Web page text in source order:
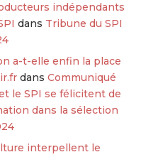
indépendants
dans Tribune du SPI
a-t-elle enfin la place
dans Communiqué
le SPI se félicitent de
dans la sélection
interpellent le